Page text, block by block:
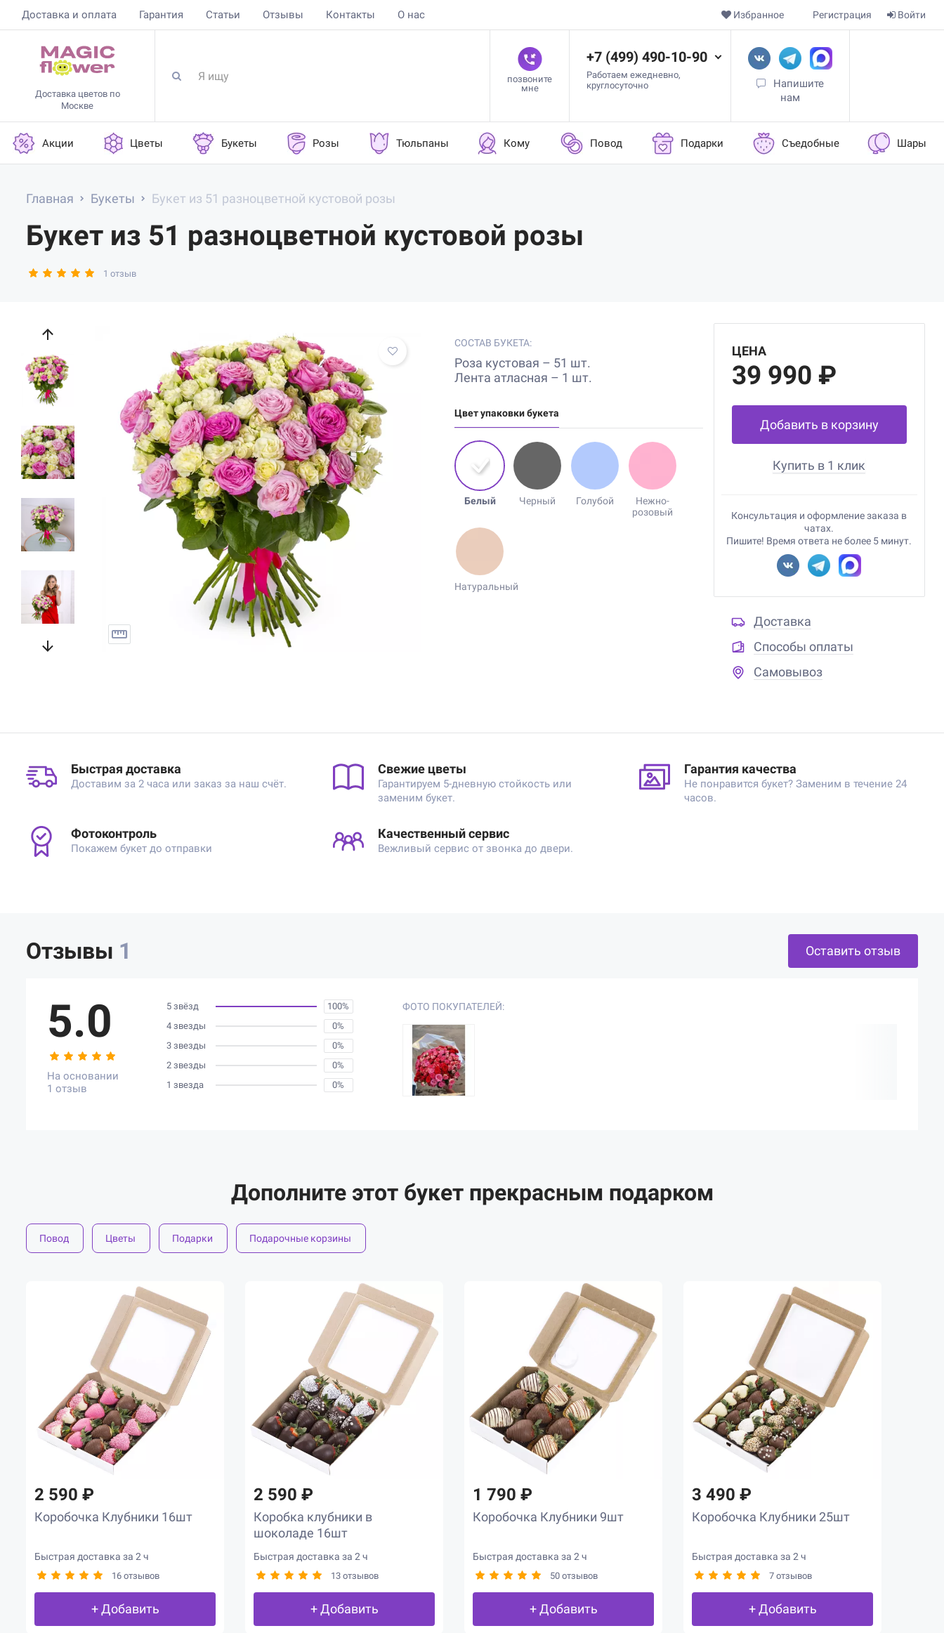
Доставка и оплата Гарантия Статьи Отзывы Контакты О нас Войти
Регистрация
Избранное
Доставка цветов по
Москве
позвоните
мне
+7 (499) 490-10-90
Работаем ежедневно,
круглосуточно
Напишите
нам
Акции Цветы Букеты Розы Тюльпаны Кому Повод Подарки Съедобные Шары
Главная Букеты Букет из 51 разноцветной кустовой розы
Букет из 51 разноцветной кустовой розы
1 отзыв
СОСТАВ БУКЕТА:
Роза кустовая – 51 шт.
Лента атласная – 1 шт.
Цвет упаковки букета
Белый Черный Голубой
Нежно-
розовый
Натуральный
ЦЕНА
39 990 ₽
Добавить в корзину
Купить в 1 клик
Консультация и оформление заказа в
чатах.
Пишите! Время ответа не более 5 минут.
Доставка
Способы оплаты
Самовывоз
Быстрая доставка
Доставим за 2 часа или заказ за наш счёт.
Свежие цветы
Гарантируем 5-дневную стойкость или
заменим букет.
Гарантия качества
Не понравится букет? Заменим в течение 24
часов.
Фотоконтроль
Покажем букет до отправки
Качественный сервис
Вежливый сервис от звонка до двери.
Отзывы 1 Оставить отзыв
5.0
На основании
1 отзыв
5 звёзд
100%
4 звезды
0%
3 звезды
0%
2 звезды
0%
1 звезда
0%
ФОТО ПОКУПАТЕЛЕЙ:
Дополните этот букет прекрасным подарком
Повод Цветы Подарки Подарочные корзины
2 590 ₽
Коробочка Клубники 16шт
Быстрая доставка за 2 ч
16 отзывов
+ Добавить
2 590 ₽
Коробка клубники в
шоколаде 16шт
Быстрая доставка за 2 ч
13 отзывов
+ Добавить
1 790 ₽
Коробочка Клубники 9шт
Быстрая доставка за 2 ч
50 отзывов
+ Добавить
3 490 ₽
Коробочка Клубники 25шт
Быстрая доставка за 2 ч
7 отзывов
+ Добавить